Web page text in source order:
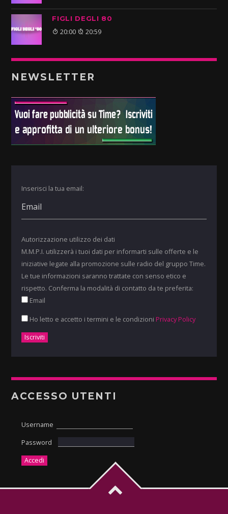
FIGLI DEGLI 80
20:00 20:59
NEWSLETTER
Inserisci la tua email:
Autorizzazione utilizzo dei dati
M.M.P.I. utilizzerà i tuoi dati per informarti sulle offerte e le
iniziative legate alla promozione sulle radio del gruppo Time.
Le tue informazioni saranno trattate con senso etico e
rispetto. Conferma la modalità di contatto da te preferita:
Email
Ho letto e accetto i termini e le condizioni Privacy Policy
ACCESSO UTENTI
Username
Password